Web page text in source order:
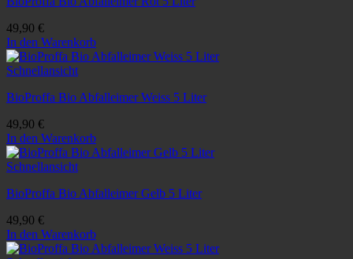
49,90 €
In den Warenkorb
Schnellansicht
BioProffa Bio Abfalleimer Weiss 5 Liter
49,90 €
In den Warenkorb
Schnellansicht
BioProffa Bio Abfalleimer Gelb 5 Liter
49,90 €
In den Warenkorb